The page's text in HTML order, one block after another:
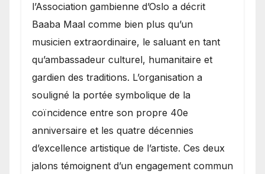
l’Association gambienne d’Oslo a décrit
Baaba Maal comme bien plus qu’un
musicien extraordinaire, le saluant en tant
qu’ambassadeur culturel, humanitaire et
gardien des traditions. L’organisation a
souligné la portée symbolique de la
coïncidence entre son propre 40e
anniversaire et les quatre décennies
d’excellence artistique de l’artiste. Ces deux
jalons témoignent d’un engagement commun